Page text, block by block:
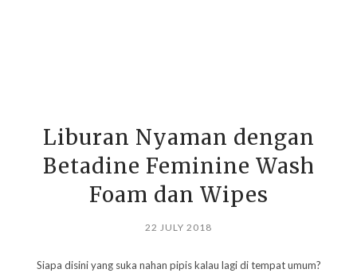
Liburan Nyaman dengan
Betadine Feminine Wash
Foam dan Wipes
22 JULY 2018
Siapa disini yang suka nahan pipis kalau lagi di tempat umum?